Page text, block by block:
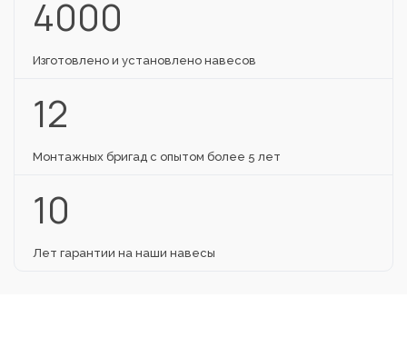
4000
Изготовлено и установлено навесов
12
Монтажных бригад с опытом более 5 лет
10
Лет гарантии на наши навесы